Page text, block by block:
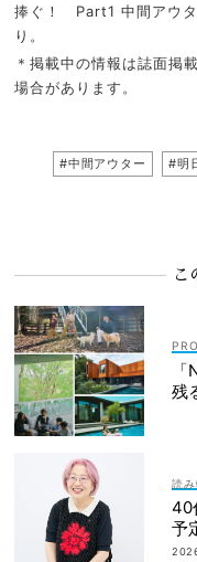
捧ぐ！ Part1 中間アウタ
り。
＊掲載中の情報は誌面掲
場合があります。
#中間アウター #明
こ
残
読
40
予
み